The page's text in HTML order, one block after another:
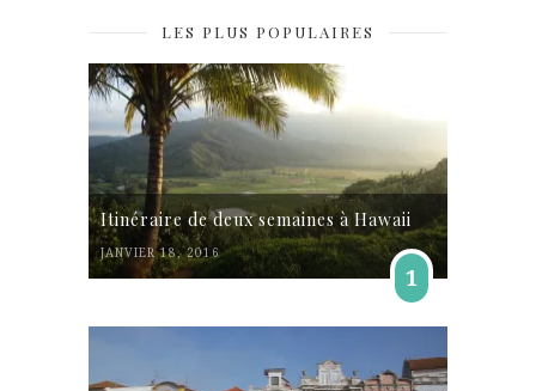
LES PLUS POPULAIRES
Itinéraire de deux semaines à Hawaii
JANVIER 18, 2016
1